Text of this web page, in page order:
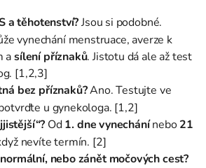
a těhotenství?Jsou si podobné.
vynechání menstruace, averze k
asílení příznaků. Jistotu dá ale až test
[1,2,3]
bez příznaků?Ano. Testujte ve
u gynekologa. [1,2]
Od1. dne vynechánínebo21
nevíte termín. [2]
nebo zánět močových cest?